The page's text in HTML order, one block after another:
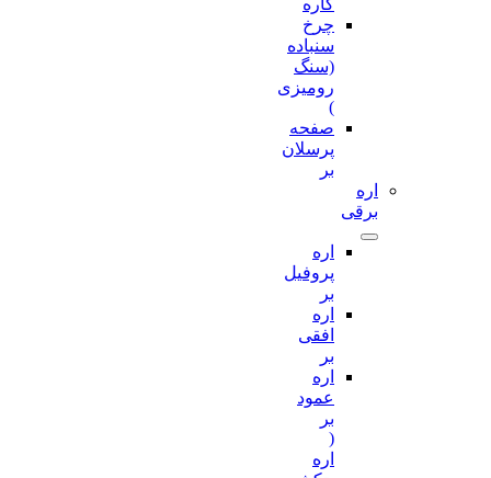
چرخ
سنباده
رومیزی
صفحه
پرسلان
پروفیل